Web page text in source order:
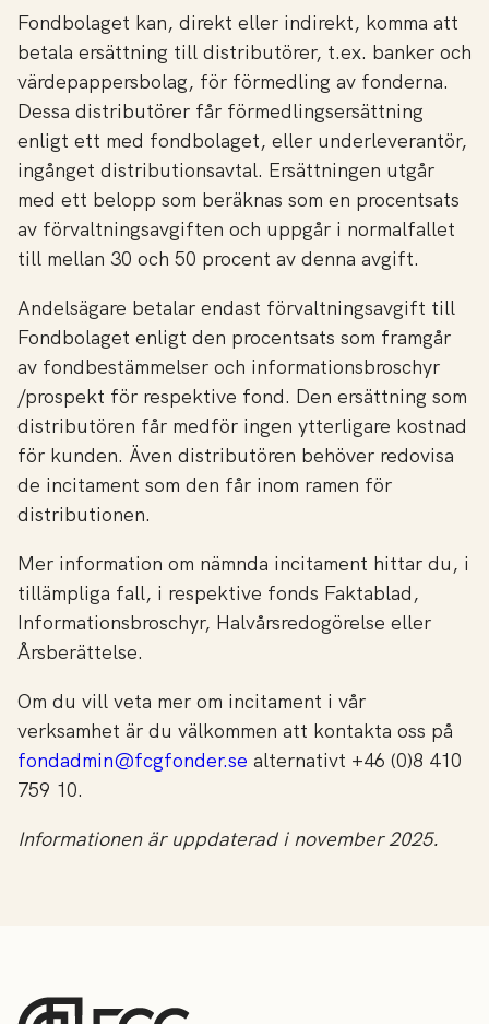
Fondbolaget kan, direkt eller indirekt, komma att
betala ersättning till distributörer, t.ex. banker och
värdepappersbolag, för förmedling av fonderna.
Dessa distributörer får förmedlingsersättning
enligt ett med fondbolaget, eller underleverantör,
ingånget distributionsavtal. Ersättningen utgår
med ett belopp som beräknas som en procentsats
av förvaltningsavgiften och uppgår i normalfallet
till mellan 30 och 50 procent av denna avgift.
Andelsägare betalar endast förvaltningsavgift till
Fondbolaget enligt den procentsats som framgår
av fondbestämmelser och informationsbroschyr
/prospekt för respektive fond. Den ersättning som
distributören får medför ingen ytterligare kostnad
för kunden. Även distributören behöver redovisa
de incitament som den får inom ramen för
distributionen.
Mer information om nämnda incitament hittar du, i
tillämpliga fall, i respektive fonds Faktablad,
Informationsbroschyr, Halvårsredogörelse eller
Årsberättelse.
Om du vill veta mer om incitament i vår
verksamhet är du välkommen att kontakta oss på
fondadmin@fcgfonder.se alternativt +46 (0)8 410
759 10.
Informationen är uppdaterad i november 2025.